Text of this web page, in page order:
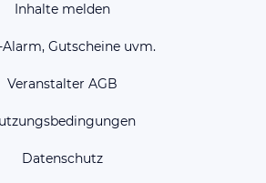
Inhalte melden
Alarm, Gutscheine uvm.
Veranstalter AGB
Datenschutz